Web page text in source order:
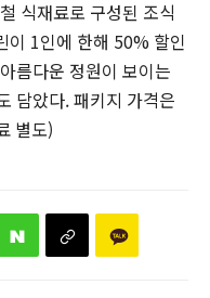
식재료로 구성된 조식
이 1인에 한해 50% 할인
름다운 정원이 보이는
담았다. 패키지 가격은
별도)